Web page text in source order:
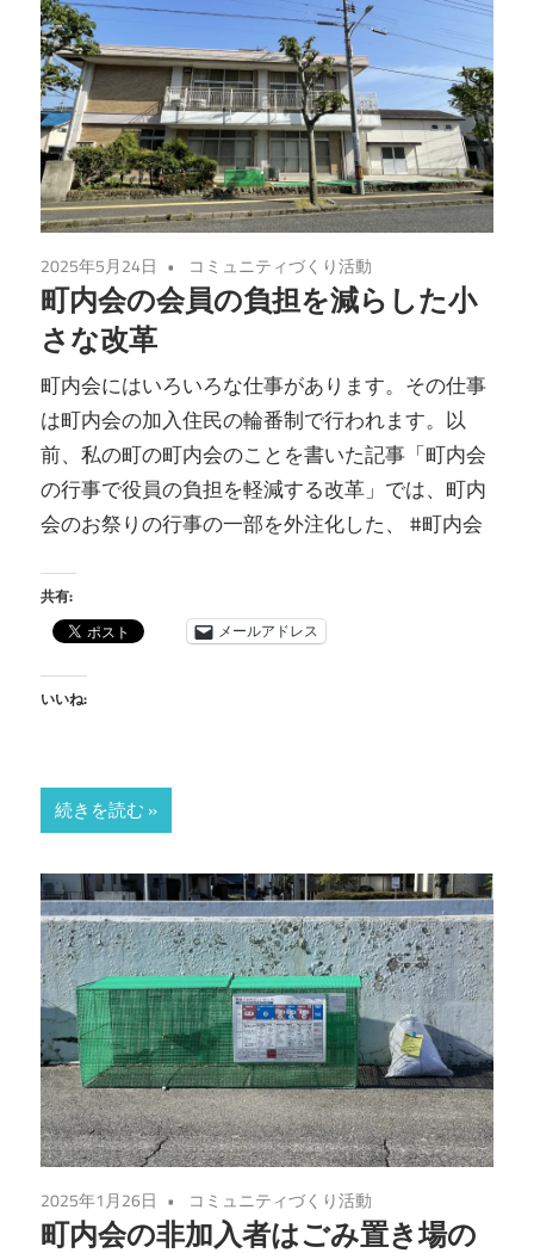
2025年5月24日 コミュニティづくり活動
町内会の会員の負担を減らした小
さな改革
町内会にはいろいろな仕事があります。その仕事
は町内会の加入住民の輪番制で行われます。以
前、私の町の町内会のことを書いた記事「町内会
の行事で役員の負担を軽減する改革」では、町内
会のお祭りの行事の一部を外注化した、 #町内会
共有:
メールアドレス
いいね:
続きを読む
2025年1月26日 コミュニティづくり活動
町内会の非加入者はごみ置き場の